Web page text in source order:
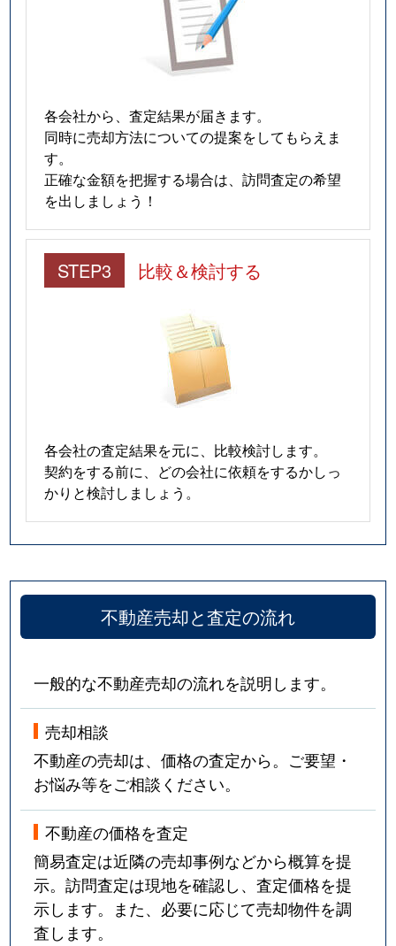
各会社から、査定結果が届きます。
同時に売却方法についての提案をしてもらえま
す。
正確な金額を把握する場合は、訪問査定の希望
を出しましょう！
STEP3 比較＆検討する
各会社の査定結果を元に、比較検討します。
契約をする前に、どの会社に依頼をするかしっ
かりと検討しましょう。
不動産売却と査定の流れ
一般的な不動産売却の流れを説明します。
売却相談
不動産の売却は、価格の査定から。ご要望・
お悩み等をご相談ください。
不動産の価格を査定
簡易査定は近隣の売却事例などから概算を提
示。訪問査定は現地を確認し、査定価格を提
示します。また、必要に応じて売却物件を調
査します。